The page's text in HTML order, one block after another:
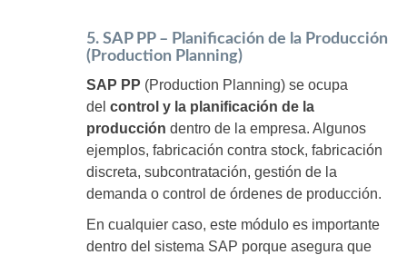
5. SAP PP – Planificación de la Producción
(Production Planning)
SAP PP (Production Planning) se ocupa
del control y la planificación de la
producción dentro de la empresa. Algunos
ejemplos, fabricación contra stock, fabricación
discreta, subcontratación, gestión de la
demanda o control de órdenes de producción.
En cualquier caso, este módulo es importante
dentro del sistema SAP porque asegura que